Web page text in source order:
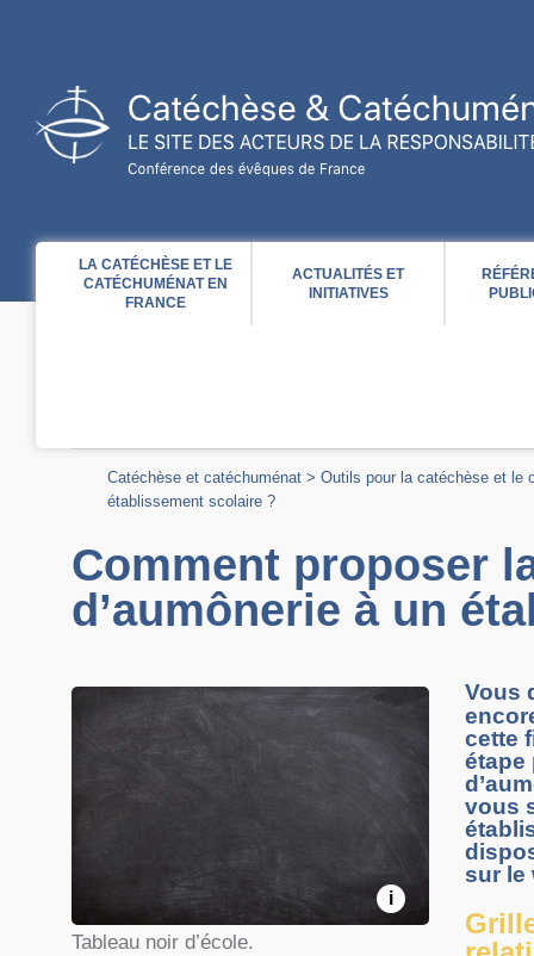
LA CATÉCHÈSE ET LE
CATÉCHUMÉNAT EN
FRANCE
ACTUALITÉS ET
INITIATIVES
Catéchèse et catéchuménat > Outils pour la catéchèse et le
établissement scolaire ?
Comment proposer
d’aumônerie à un
i
Tableau noir d’école.
Vous
cette
étape
vous
sur le